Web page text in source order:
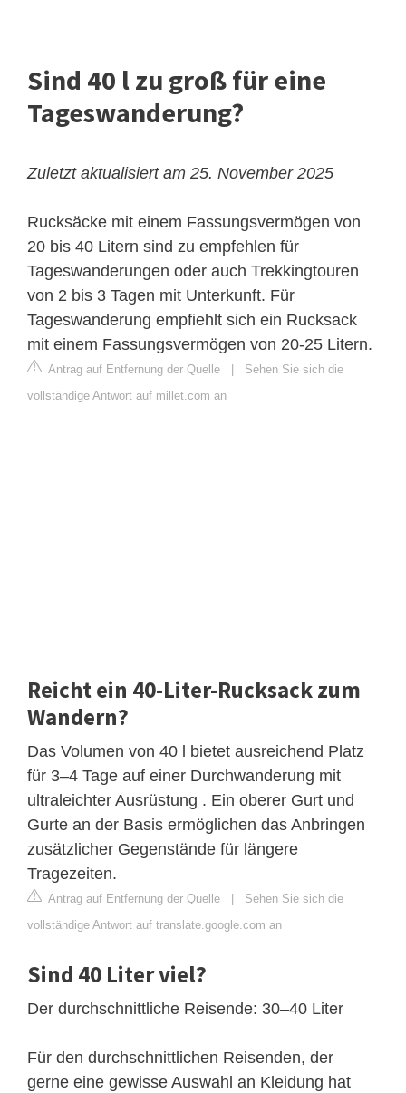
Sind 40 l zu groß für eine
Tageswanderung?
Zuletzt aktualisiert am 25. November 2025
Rucksäcke mit einem Fassungsvermögen von
20 bis 40 Litern sind zu empfehlen für
Tageswanderungen oder auch Trekkingtouren
von 2 bis 3 Tagen mit Unterkunft. Für
Tageswanderung empfiehlt sich ein Rucksack
mit einem Fassungsvermögen von 20-25 Litern.
Antrag auf Entfernung der Quelle
Sehen Sie sich die
vollständige Antwort auf millet.com an
Reicht ein 40-Liter-Rucksack zum
Wandern?
Das Volumen von 40 l bietet ausreichend Platz
für 3–4 Tage auf einer Durchwanderung mit
ultraleichter Ausrüstung . Ein oberer Gurt und
Gurte an der Basis ermöglichen das Anbringen
zusätzlicher Gegenstände für längere
Tragezeiten.
Antrag auf Entfernung der Quelle
Sehen Sie sich die
vollständige Antwort auf translate.google.com an
Sind 40 Liter viel?
Der durchschnittliche Reisende: 30–40 Liter
Für den durchschnittlichen Reisenden, der
gerne eine gewisse Auswahl an Kleidung hat